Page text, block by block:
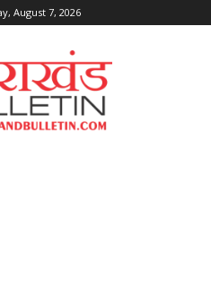
August 7, 2026